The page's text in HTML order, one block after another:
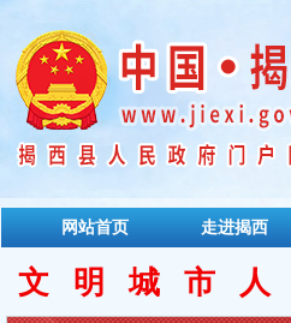
网站首页 走进揭西
文明城市